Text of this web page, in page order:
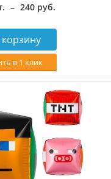
– 240 руб.
в 1 клик